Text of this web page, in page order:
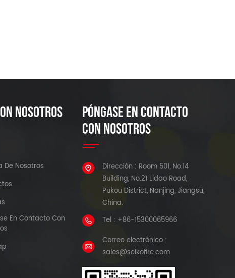
NOSOTROS
De Nosotros
En Contacto Con
PÓNGASE EN CONTACTO
CON NOSOTROS
Dirección : Room 501, No.14
Building, No.21 Lidao Road,
Pukou District, Nanjing, Jiangsu,
China.
Tel : +86-15300065966
Correo electrónico :
sales@seikofire.com